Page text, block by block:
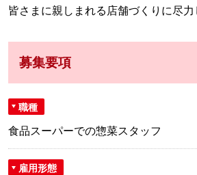
皆さまに親しまれる店舗づくりに尽力
募集要項
職種
食品スーパーでの惣菜スタッフ
雇用形態